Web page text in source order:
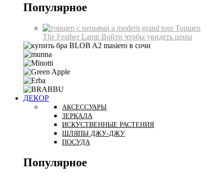
Популярное
Торшер
The Feather Lamp Войти чтобы увидеть цены
ДЕКОР
АКСЕССУАРЫ
ЗЕРКАЛА
ИСКУСТВЕННЫЕ РАСТЕНИЯ
ШЛЯПЫ ДЖУ-ДЖУ
ПОСУДА
Популярное